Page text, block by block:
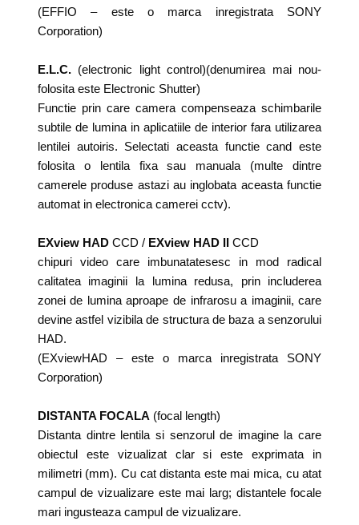
(EFFIO – este o marca inregistrata SONY
Corporation)
E.L.C.(electronic light control)(denumirea mai nou-
folosita este Electronic Shutter)
Functie prin care camera compenseaza schimbarile
subtile de lumina in aplicatiile de interior fara utilizarea
lentilei autoiris. Selectati aceasta functie cand este
folosita o lentila fixa sau manuala (multe dintre
camerele produse astazi au inglobata aceasta functie
automat in electronica camerei cctv).
EXview HADCCD / EXview HAD IICCD
chipuri video care imbunatatesesc in mod radical
calitatea imaginii la lumina redusa, prin includerea
zonei de lumina aproape de infrarosu a imaginii, care
devine astfel vizibila de structura de baza a senzorului
HAD.
(EXviewHAD – este o marca inregistrata SONY
Corporation)
DISTANTA FOCALA (focal length)
Distanta dintre lentila si senzorul de imagine la care
obiectul este vizualizat clar si este exprimata in
milimetri (mm). Cu cat distanta este mai mica, cu atat
campul de vizualizare este mai larg; distantele focale
mari ingusteaza campul de vizualizare.